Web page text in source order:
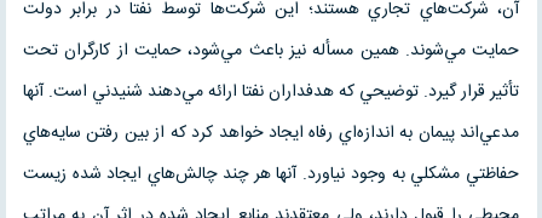
آن، شركت‌هاي تجاري هستند؛ اين شركت‌ها توسط نفتا در برابر دولت
حمايت مي‌شوند. همين مسأله نيز باعث مي‌شود، حمايت از كارگران تحت
تأثير قرار گيرد. توضيحي كه هدفداران نفتا ارائه مي‌دهند شنيدني است. آنها
مدعي‌اند پيمان به اندازه‌اي رفاه ايجاد خواهد كرد كه از بين رفتن سايه‌هاي
حفاظتي مشكلي به وجود نياورد. آنها هر چند چالش‌هاي ايجاد شده زيست